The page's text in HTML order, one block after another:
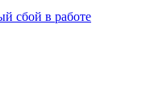
сбой в работе